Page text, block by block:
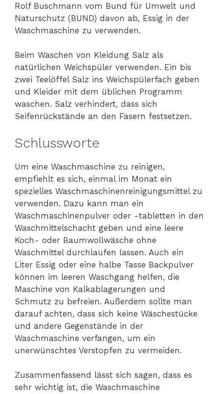
Rolf Buschmann vom Bund für Umwelt und
Naturschutz (BUND) davon ab, Essig in der
Waschmaschine zu verwenden.
Beim Waschen von Kleidung Salz als
natürlichen Weichspüler verwenden. Ein bis
zwei Teelöffel Salz ins Weichspülerfach geben
und Kleider mit dem üblichen Programm
waschen. Salz verhindert, dass sich
Seifenrückstände an den Fasern festsetzen.
Schlussworte
Um eine Waschmaschine zu reinigen,
empfiehlt es sich, einmal im Monat ein
spezielles Waschmaschinenreinigungsmittel zu
verwenden. Dazu kann man ein
Waschmaschinenpulver oder -tabletten in den
Waschmittelschacht geben und eine leere
Koch- oder Baumwollwäsche ohne
Waschmittel durchlaufen lassen. Auch ein
Liter Essig oder eine halbe Tasse Backpulver
können im leeren Waschgang helfen, die
Maschine von Kalkablagerungen und
Schmutz zu befreien. Außerdem sollte man
darauf achten, dass sich keine Wäschestücke
und andere Gegenstände in der
Waschmaschine verfangen, um ein
unerwünschtes Verstopfen zu vermeiden.
Zusammenfassend lässt sich sagen, dass es
sehr wichtig ist, die Waschmaschine